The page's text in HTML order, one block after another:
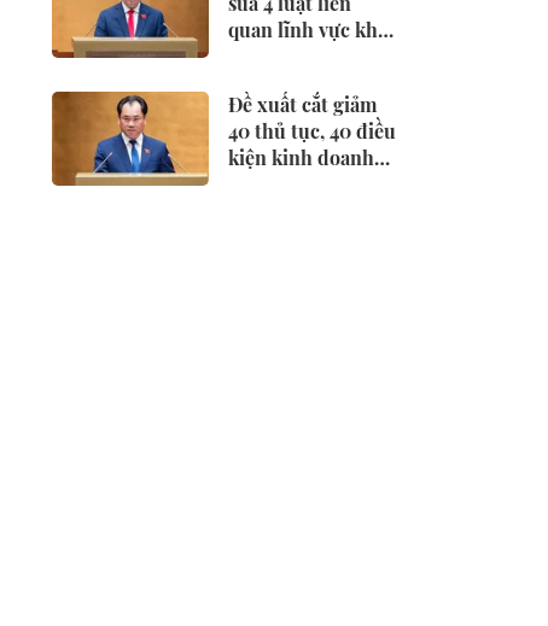
quan lĩnh vực khoa
Đề xuất cắt giảm
40 thủ tục, 40 điều
kiện kinh doanh